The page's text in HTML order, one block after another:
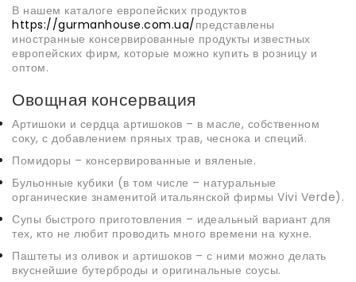
В нашем каталоге европейских продуктов
https://gurmanhouse.com.ua/представлены
иностранные консервированные продукты известных
европейских фирм, которые можно купить в розницу и
оптом.
Овощная консервация
Артишоки и сердца артишоков – в масле, собственном
соку, с добавлением пряных трав, чеснока и специй.
Помидоры – консервированные и вяленые.
Бульонные кубики (в том числе – натуральные
органические знаменитой итальянской фирмы Vivi Verde).
Супы быстрого приготовления – идеальный вариант для
тех, кто не любит проводить много времени на кухне.
Паштеты из оливок и артишоков – с ними можно делать
вкуснейшие бутерброды и оригинальные соусы.